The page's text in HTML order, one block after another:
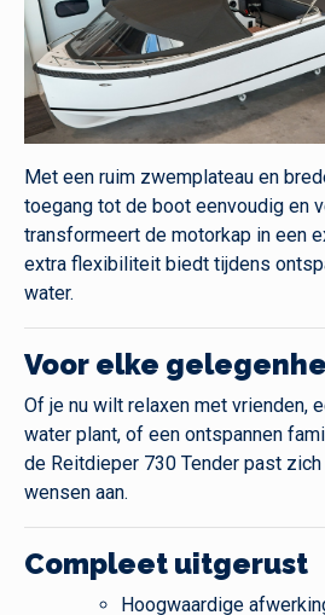
Met een ruim zwemplateau en
toegang tot de boot eenvoudig en
transformeert de motorkap in een
extra flexibiliteit biedt tijdens
water.
Voor elke
Of je nu wilt relaxen met vrienden,
water plant, of een ontspannen
de Reitdieper 730 Tender past
wensen aan.
Compleet uitgerust
Hoogwaardige